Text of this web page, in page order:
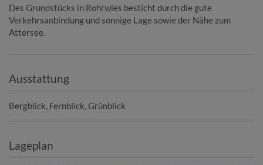
Des Grundstücks in Rohrwies besticht durch die gute
Verkehrsanbindung und sonnige Lage sowie der Nähe zum
Attersee.
Ausstattung
Bergblick Fernblick Grünblick
Lageplan